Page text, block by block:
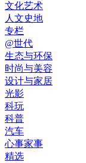
文化艺术
人文史地
专栏
@世代
生态与环保
时尚与美容
设计与家居
光影
科玩
科普
汽车
心事家事
精选